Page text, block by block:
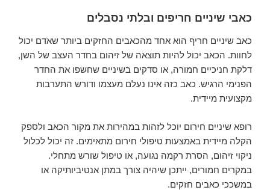
כאבי שיניים חריפים ובלתי נסבלים
כאב שיניים חריף הוא אחד מהכאבים החזקים ביותר שאדם יכול
לחוות. הכאב יכול להיות תוצאה של זיהום בחדר העצב של השן,
דלקת חניכיים חמורה, או סדקים בשיניים שחשפו את החדר
הפנימי הרגיש. כאב כזה אינו נעלם מעצמו ודורש התערבות
מקצועית מיידית.
רופא שיניים חירום יוכל לזהות במהירות את מקור הכאב ולספק
הקלה מיידית באמצעות טיפולי חירום מתאימים. זה יכול לכלול
ניקוי זיהום, הסרת רקמה נגועה, או טיפול שורש מתחלי.
במקרים חמורים, ייתכן שיהיה צורך במתן אנטיביותיקה או
במשככי כאבים חזקים.